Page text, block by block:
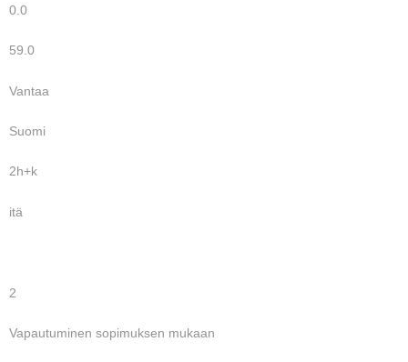
0.0
59.0
Vantaa
Suomi
2h+k
itä
2
Vapautuminen sopimuksen mukaan